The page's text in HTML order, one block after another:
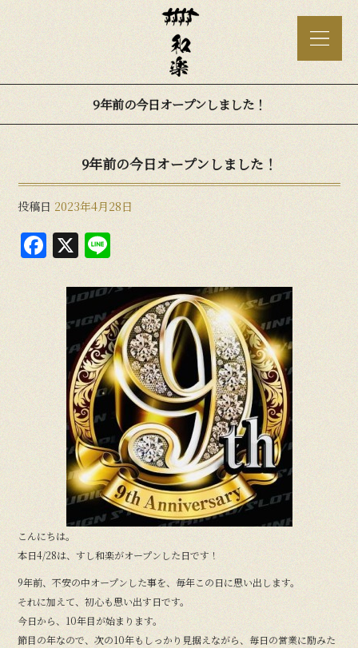
9年前の今日オープンしました！
9年前の今日オープンしました！
投稿日 2023年4月28日
F
a
X
e
こんにちは。
本日4/28は、すし和楽がオープンした日です！
9年前、不安の中オープンした事を、毎年この日に思い出します。
それに加えて、初心も思い出す日です。
今日から、10年目が始まります。
節目の年なので、次の10年もしっかり見据えながら、毎日の営業に励みた